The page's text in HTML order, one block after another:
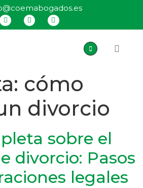
cómo
divorcio
sobre el
divorcio: Pasos
legales